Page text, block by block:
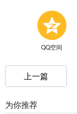
QQ空间
上一篇
为你推荐